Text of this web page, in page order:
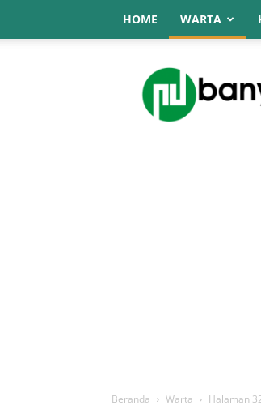
HOME WARTA
NU
Online
Banyumas
Beranda Warta Halaman